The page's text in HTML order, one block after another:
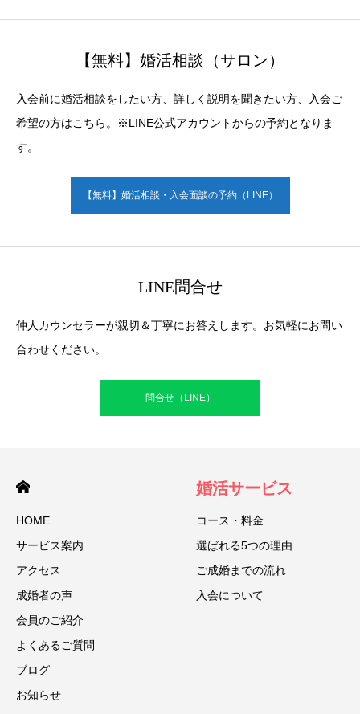
【無料】婚活相談（サロン）
入会前に婚活相談をしたい方、詳しく説明を聞きたい方、入会ご
希望の方はこちら。※LINE公式アカウントからの予約となりま
す。
【無料】婚活相談・入会面談の予約（LINE）
LINE問合せ
仲人カウンセラーが親切＆丁寧にお答えします。お気軽にお問い
合わせください。
問合せ（LINE）
HOME
サービス案内
アクセス
成婚者の声
会員のご紹介
よくあるご質問
ブログ
お知らせ
婚活サービス
コース・料金
選ばれる5つの理由
ご成婚までの流れ
入会について